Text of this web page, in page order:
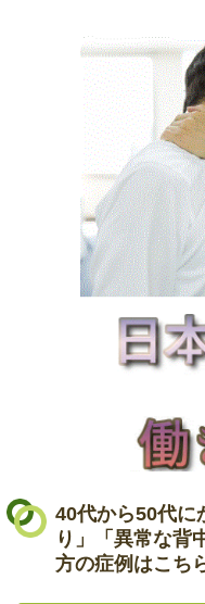
40代から50代に
り」「異常な背
方の症例はこち